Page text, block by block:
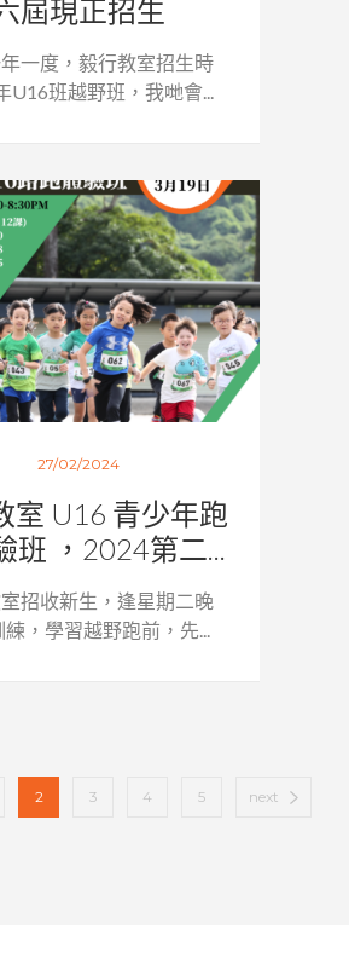
屆現正招生
一度，毅行教室招生時
U16班越野班，我哋會...
27/02/2024
室 U16 青少年跑
班 ，2024第二...
招收新生，逢星期二晚
練，學習越野跑前，先...
2 3 4 5 next